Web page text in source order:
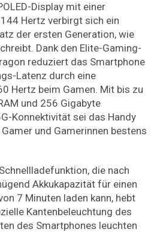
Display mit einer
Hertz verbirgt sich ein
der ersten Generation, wie
Dank den Elite-Gaming-
reduziert das Smartphone
Latenz durch eine
Hertz beim Gamen. Mit bis zu
und 256 Gigabyte
Konnektivität sei das Handy
und Gamerinnen bestens
die nach
Akkukapazität für einen
7 Minuten laden kann, hebt
Kantenbeleuchtung des
des Smartphones leuchten